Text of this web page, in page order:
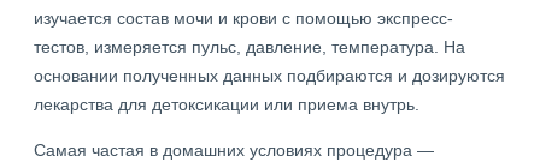
изучается состав мочи и крови с помощью экспресс-
тестов, измеряется пульс, давление, температура. На
основании полученных данных подбираются и дозируются
лекарства для детоксикации или приема внутрь.
Самая частая в домашних условиях процедура —